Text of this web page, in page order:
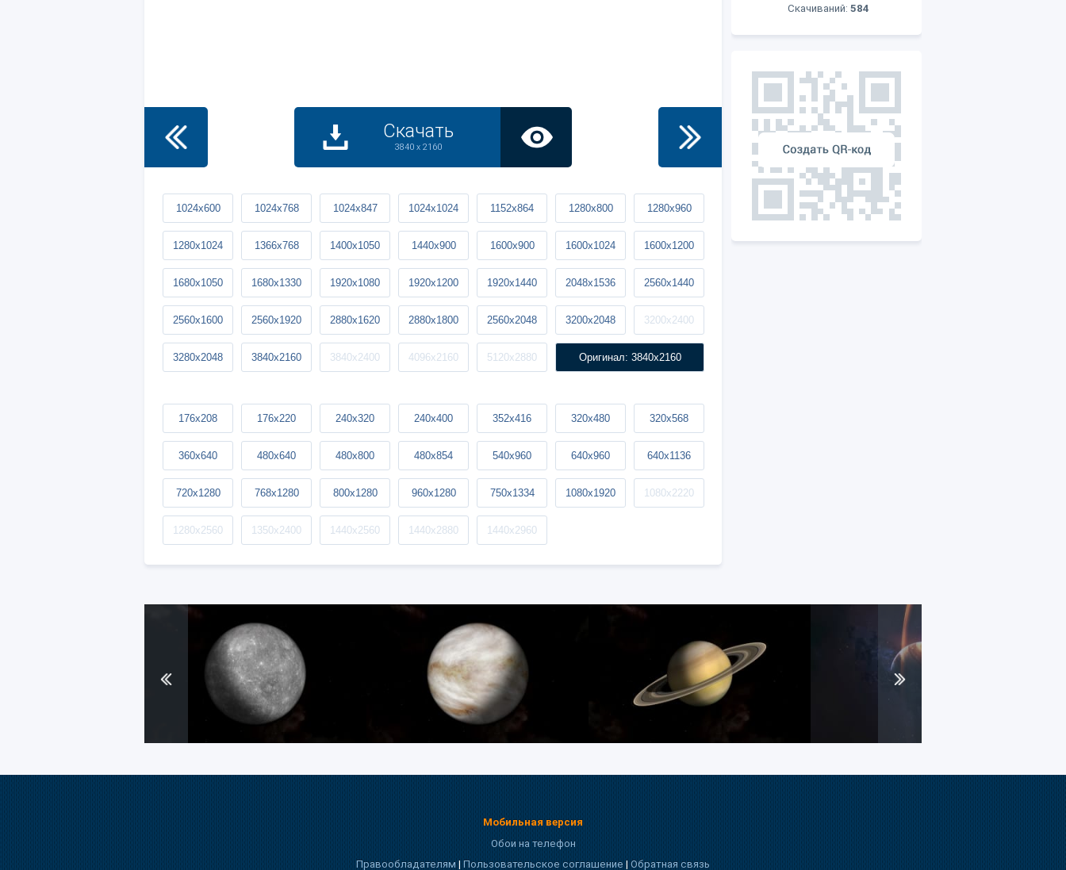
Скачиваний: 584
Скачать
3840 x 2160
1024x600 1024x768 1024x847 1024x1024 1152x864 1280x800 1280x960
1280x1024 1366x768 1400x1050 1440x900 1600x900 1600x1024 1600x1200
1680x1050 1680x1330 1920x1080 1920x1200 1920x1440 2048x1536 2560x1440
2560x1600 2560x1920 2880x1620 2880x1800 2560x2048 3200x2048 3200x2400
3280x2048 3840x2160 3840x2400 4096x2160 5120x2880 Оригинал: 3840x2160
176x208 176x220 240x320 240x400 352x416 320x480 320x568
360x640 480x640 480x800 480x854 540x960 640x960 640x1136
720x1280 768x1280 800x1280 960x1280 750x1334 1080x1920 1080x2220
1280x2560 1350x2400 1440x2560 1440x2880 1440x2960
Мобильная версия
Обои на телефон
Правообладателям|Пользовательское соглашение|Обратная связь